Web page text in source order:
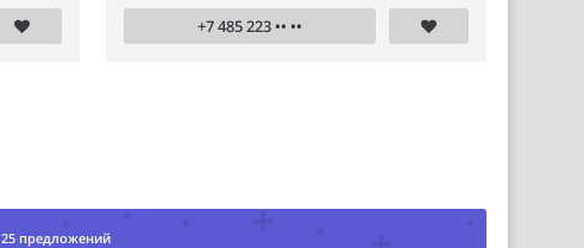
+7 485 223 •• ••
25 предложений